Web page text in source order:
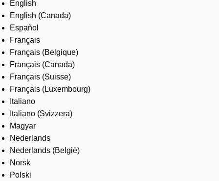
Careers
English
English (Canada)
Español
Français
Français (Belgique)
Français (Canada)
Français (Suisse)
Français (Luxembourg)
Italiano
Italiano (Svizzera)
Magyar
Nederlands
Nederlands (België)
Norsk
Polski